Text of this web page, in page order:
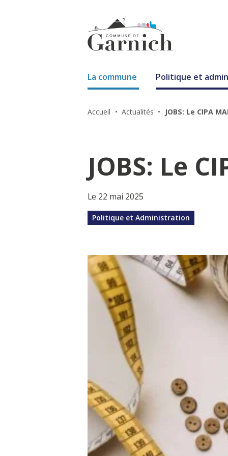
La commune Politique et
Accueil Actualités JOBS: Le CIPA
JOBS: Le
Le 22 mai 2025
Politique et Administration